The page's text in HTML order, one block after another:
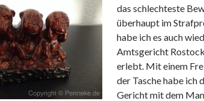
das schlechteste
überhaupt im
habe ich es auch
Amtsgericht
erlebt. Mit einem
der Tasche habe ich
Gericht mit dem